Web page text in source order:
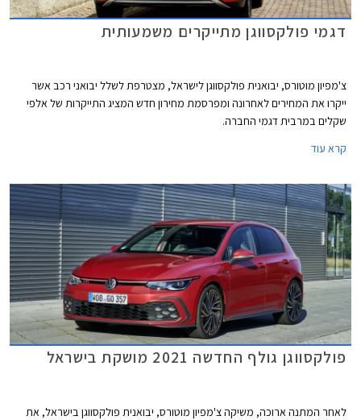
דגמי פולקסווגן מתייקרים משמעותית
צ'מפיון מוטורס, יבואנית פולקסווגן לישראל, מצטרפת לשלל יבואני רכב אשר
ייקרו את המחירים לאחרונה ומפרסמת מחירון חדש המציג התייקרות של אלפי
שקלים במרבית דגמי החברה.
קרא עוד
פולקסווגן גולף החדשה 2021 מושקת בישראל
לאחר המתנה ארוכה, משיקה צ'מפיון מוטורס, יבואנית פולקסווגן בישראל, את